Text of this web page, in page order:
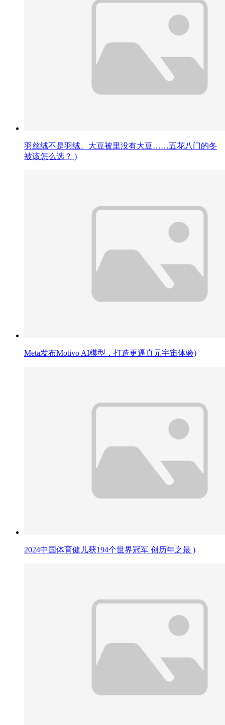
羽丝绒不是羽绒、大豆被里没有大豆……五花八门的冬
被该怎么选？ )
Meta发布Motivo AI模型，打造更逼真元宇宙体验)
2024中国体育健儿获194个世界冠军 创历年之最 )